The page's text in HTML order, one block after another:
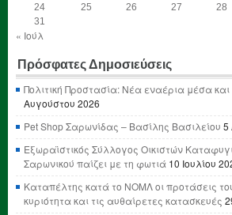
24
25 26 27 28
31
« Ιούλ
Πρόσφατες Δημοσιεύσεις
Πολιτική Προστασία: Νέα εναέρια μέσα
Αυγούστου 2026
Pet Shop Σαρωνίδας – Βασίλης Βασιλείου 5
Εξωραϊστικός Σύλλογος Οικιστών
Σαρωνικού παίζει με τη φωτιά 10 Ιουλίου
Καταπέλτης κατά το ΝΟΜΛ οι προτάσεις
κυριότητα και τις αυθαίρετες κατασκευές